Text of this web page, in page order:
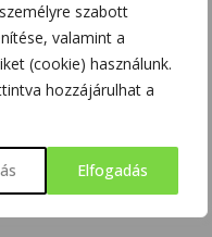
szabott
valamint a
(cookie) használunk.
hozzájárulhat a
Elfogadás
03/15